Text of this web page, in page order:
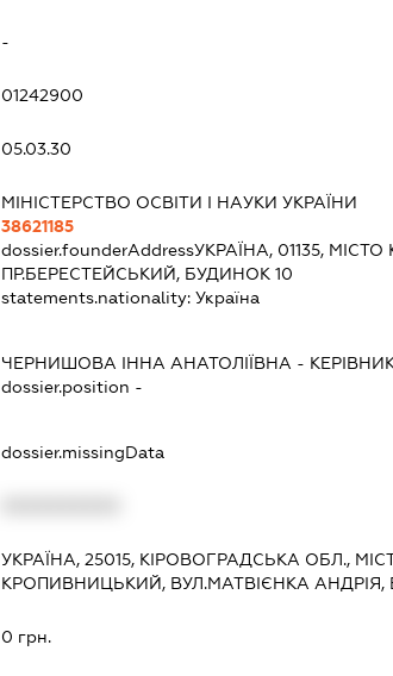
-
01242900
05.03.30
МІНІСТЕРСТВО ОСВІТИ І НАУКИ УКРАЇНИ
38621185
dossier.founderAddressУКРАЇНА, 01135, МІСТО
ПР.БЕРЕСТЕЙСЬКИЙ, БУДИНОК 10
statements.nationality: Україна
ЧЕРНИШОВА ІННА АНАТОЛІЇВНА -
dossier.position -
dossier.missingData
УКРАЇНА, 25015, КІРОВОГРАДСЬКА ОБЛ.,
КРОПИВНИЦЬКИЙ, ВУЛ.МАТВІЄНКА АНДРІЯ,
0 грн.